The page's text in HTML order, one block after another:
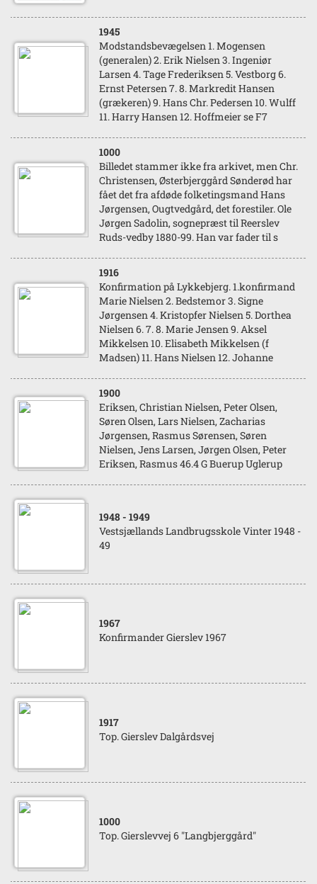
1945
Modstandsbevægelsen 1. Mogensen
(generalen) 2. Erik Nielsen 3. Ingeniør
Larsen 4. Tage Frederiksen 5. Vestborg 6.
Ernst Petersen 7. 8. Markredit Hansen
(grækeren) 9. Hans Chr. Pedersen 10. Wulff
11. Harry Hansen 12. Hoffmeier se F7
1000
Billedet stammer ikke fra arkivet, men Chr.
Christensen, Østerbjerggård Sønderød har
fået det fra afdøde folketingsmand Hans
Jørgensen, Ougtvedgård, det forestiler. Ole
Jørgen Sadolin, sognepræst til Reerslev
Ruds-vedby 1880-99. Han var fader til s
1916
Konfirmation på Lykkebjerg. 1.konfirmand
Marie Nielsen 2. Bedstemor 3. Signe
Jørgensen 4. Kristopfer Nielsen 5. Dorthea
Nielsen 6. 7. 8. Marie Jensen 9. Aksel
Mikkelsen 10. Elisabeth Mikkelsen (f
Madsen) 11. Hans Nielsen 12. Johanne
1900
Eriksen, Christian Nielsen, Peter Olsen,
Søren Olsen, Lars Nielsen, Zacharias
Jørgensen, Rasmus Sørensen, Søren
Nielsen, Jens Larsen, Jørgen Olsen, Peter
Eriksen, Rasmus 46.4 G Buerup Uglerup
1948 - 1949
Vestsjællands Landbrugsskole Vinter 1948 -
49
1967
Konfirmander Gierslev 1967
1917
Top. Gierslev Dalgårdsvej
1000
Top. Gierslevvej 6 "Langbjerggård"